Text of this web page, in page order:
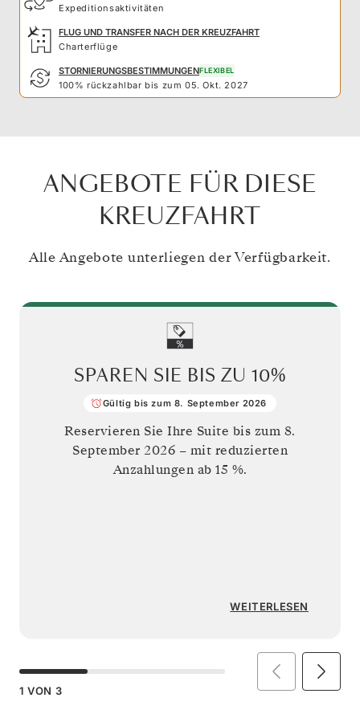
Expeditionsaktivitäten
FLUG UND TRANSFER NACH DER KREUZFAHRT
Charterflüge
STORNIERUNGSBESTIMMUNGENFLEXIBEL
100% rückzahlbar bis zum 05. Okt. 2027
ANGEBOTE FÜR DIESE
KREUZFAHRT
Alle Angebote unterliegen der Verfügbarkeit.
SPAREN SIE BIS ZU 10%
Gültig bis zum 8. September 2026
Reservieren Sie Ihre Suite bis zum 8.
September 2026 – mit reduzierten
Anzahlungen ab 15 %.
WEITERLESEN
1 VON 3